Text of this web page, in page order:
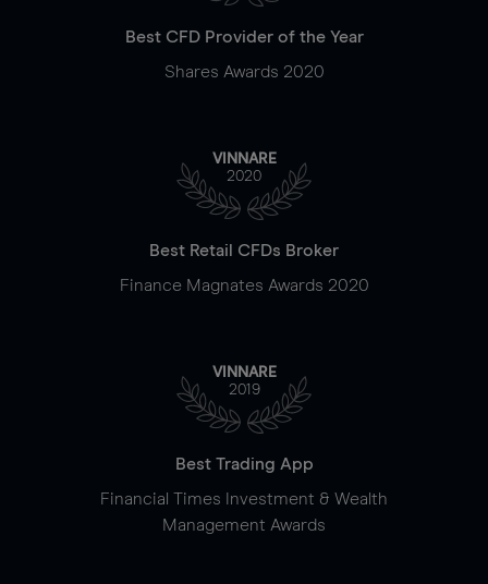
Best CFD Provider of the Year
Shares Awards 2020
VINNARE
2020
Best Retail CFDs Broker
Finance Magnates Awards 2020
VINNARE
2019
Best Trading App
Financial Times Investment & Wealth
Management Awards